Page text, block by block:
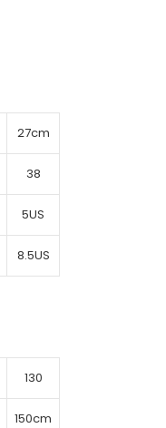
27cm
38
5US
8.5US
130
150cm